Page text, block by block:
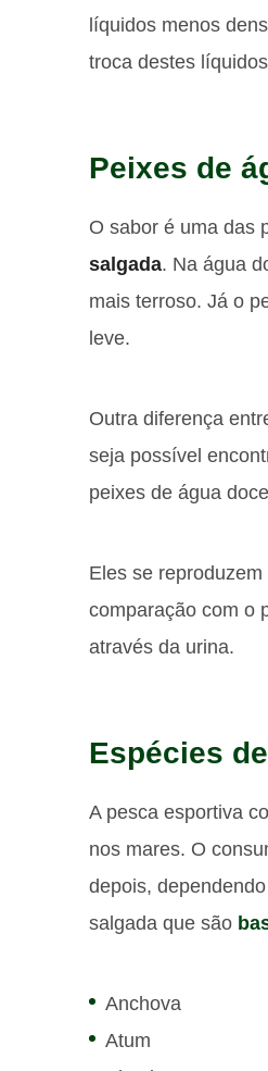
líquidos menos
troca destes
Peixes de
O sabor é uma das
salgada. Na água
mais terroso. Já o
leve.
Outra diferença
seja possível
peixes de água
Eles se
comparação com o
através da urina.
Espécies
A pesca esportiva
nos mares. O
depois,
salgada que são
Anchova
Atum